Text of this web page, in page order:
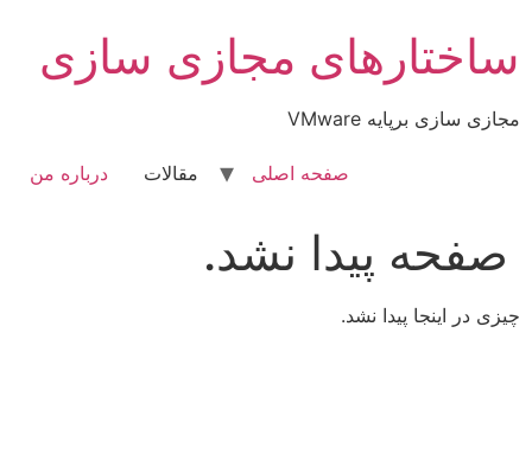
محتوا
ساختارهای مجازی سازی
مجازی سازی برپایه VMware
صفحه اصلی مقالات درباره من
صفحه پیدا نشد.
چیزی در اینجا پیدا نشد.